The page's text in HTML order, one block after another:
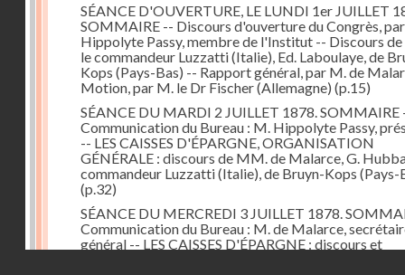
SÉANCE D'OUVERTURE, LE LUNDI 1er JUILLET
SOMMAIRE -- Discours d'ouverture du Congrès,
Hippolyte Passy, membre de l'Institut -- Discours
le commandeur Luzzatti (Italie), Ed. Laboulaye, de
Kops (Pays-Bas) -- Rapport général, par M. de
Motion, par M. le Dr Fischer (Allemagne) (p.15)
SÉANCE DU MARDI 2 JUILLET 1878. SOMMAIRE
Communication du Bureau : M. Hippolyte Passy,
-- LES CAISSES D'ÉPARGNE, ORGANISATION
GÉNÉRALE : discours de MM. de Malarce, G.
commandeur Luzzatti (Italie), de Bruyn-Kops (Pays-
(p.32)
SÉANCE DU MERCREDI 3 JUILLET 1878.
Communication du Bureau : M. de Malarce,
général -- LES CAISSES D'ÉPARGNE : discours et